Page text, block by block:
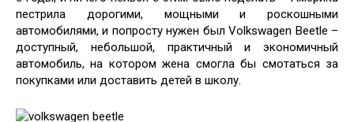
пестрила дорогими, мощными и роскошными
автомобилями, и попросту нужен был Volkswagen Beetle –
доступный, небольшой, практичный и экономичный
автомобиль, на котором жена смогла бы смотаться за
покупками или доставить детей в школу.